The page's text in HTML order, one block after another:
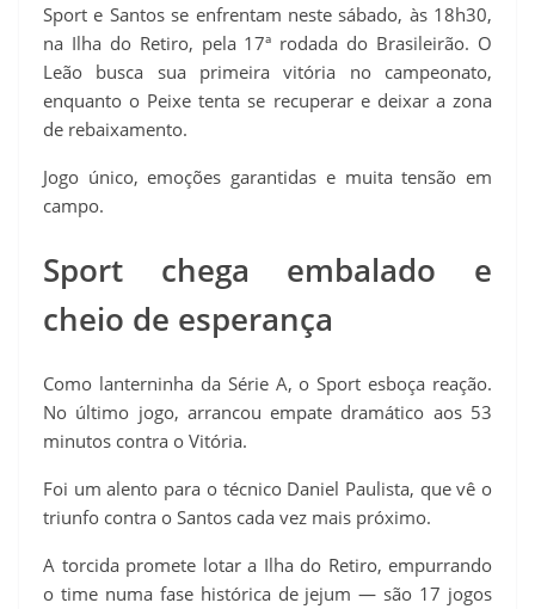
Sport e Santos se enfrentam neste sábado, às 18h30,
na Ilha do Retiro, pela 17ª rodada do Brasileirão. O
Leão busca sua primeira vitória no campeonato,
enquanto o Peixe tenta se recuperar e deixar a zona
de rebaixamento.
Jogo único, emoções garantidas e muita tensão em
campo.
Sport chega embalado e
cheio de esperança
Como lanterninha da Série A, o Sport esboça reação.
No último jogo, arrancou empate dramático aos 53
minutos contra o Vitória.
Foi um alento para o técnico Daniel Paulista, que vê o
triunfo contra o Santos cada vez mais próximo.
A torcida promete lotar a Ilha do Retiro, empurrando
o time numa fase histórica de jejum — são 17 jogos